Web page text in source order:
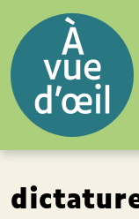
Fermer
un
livre,
un
auteur,
un
EAN